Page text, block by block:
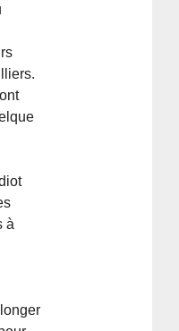
à